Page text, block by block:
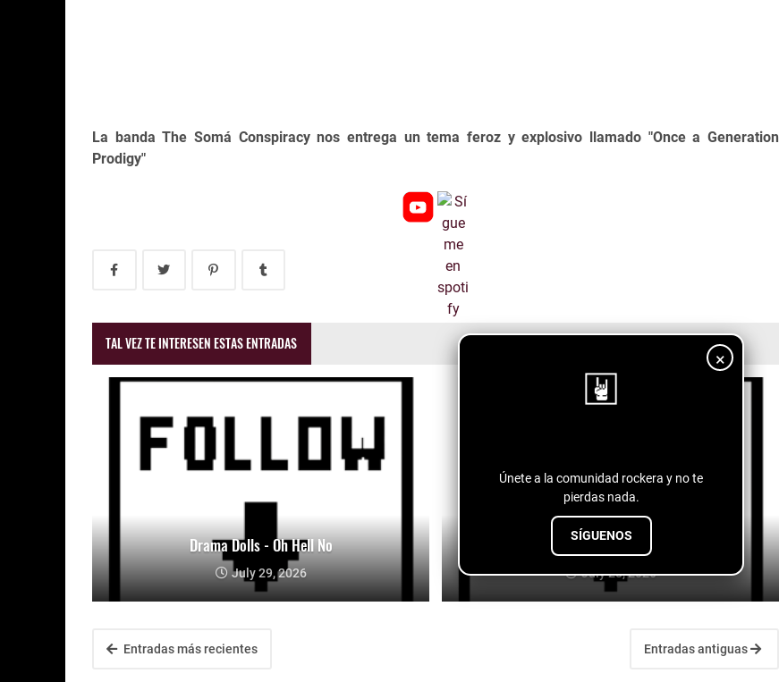
×
Únete a la comunidad rockera y no te
pierdas nada.
SÍGUENOS
La banda The Somá Conspiracy nos entrega un tema feroz y explosivo llamado "Once a Generation
Prodigy"
TAL VEZ TE INTERESEN ESTAS ENTRADAS
Drama Dolls - Oh Hell No
July 29, 2026
Fuentes de vida - conspiranoico
July 28, 2026
Entradas más recientes Entradas antiguas